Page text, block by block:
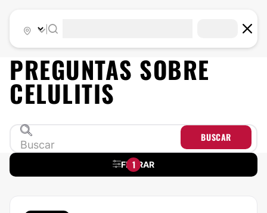
PREGUNTAS SOBRE
CELULITIS
BUSCAR
FILTRAR
1